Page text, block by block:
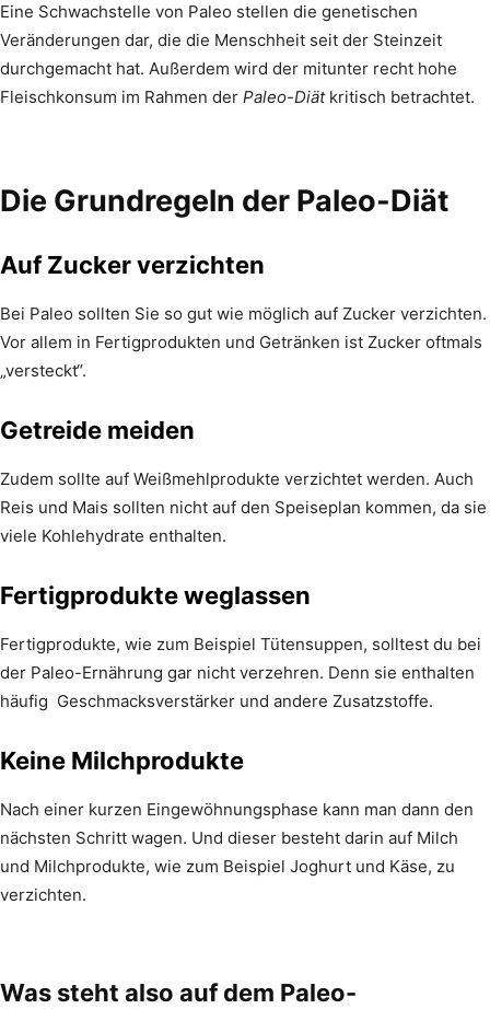
Eine Schwachstelle von Paleo stellen die genetischen
Veränderungen dar, die die Menschheit seit der Steinzeit
durchgemacht hat. Außerdem wird der mitunter recht hohe
Fleischkonsum im Rahmen der Paleo-Diätkritisch betrachtet.
Die Grundregeln der Paleo-Diät
Auf Zucker verzichten
Bei Paleo sollten Sie so gut wie möglich auf Zucker verzichten.
Vor allem in Fertigprodukten und Getränken ist Zucker oftmals
„versteckt“.
Getreide meiden
Zudem sollte auf Weißmehlprodukte verzichtet werden. Auch
Reis und Mais sollten nicht auf den Speiseplan kommen, da sie
viele Kohlehydrate enthalten.
Fertigprodukte weglassen
Fertigprodukte, wie zum Beispiel Tütensuppen, solltest du bei
der Paleo-Ernährung gar nicht verzehren. Denn sie enthalten
häufig Geschmacksverstärker und andere Zusatzstoffe.
Keine Milchprodukte
Nach einer kurzen Eingewöhnungsphase kann man dann den
nächsten Schritt wagen. Und dieser besteht darin auf Milch
und Milchprodukte, wie zum Beispiel Joghurt und Käse, zu
verzichten.
Was steht also auf dem Paleo-